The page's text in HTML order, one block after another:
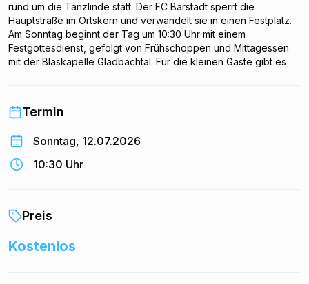
rund um die Tanzlinde statt. Der FC Bärstadt sperrt die
Hauptstraße im Ortskern und verwandelt sie in einen Festplatz.
Am Sonntag beginnt der Tag um 10:30 Uhr mit einem
Festgottesdienst, gefolgt von Frühschoppen und Mittagessen
mit der Blaskapelle Gladbachtal. Für die kleinen Gäste gibt es
Termin
Sonntag, 12.07.2026
10:30 Uhr
Preis
Kostenlos